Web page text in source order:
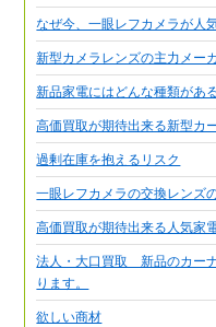
なぜ今、一眼レフカメラが人
新型カメラレンズの主力メー
新品家電にはどんな種類があ
高価買取が期待出来る新型カ
過剰在庫を抱えるリスク
一眼レフカメラの交換レンズ
高価買取が期待出来る人気家
法人・大口買取 新品のカー
ります。
欲しい商材